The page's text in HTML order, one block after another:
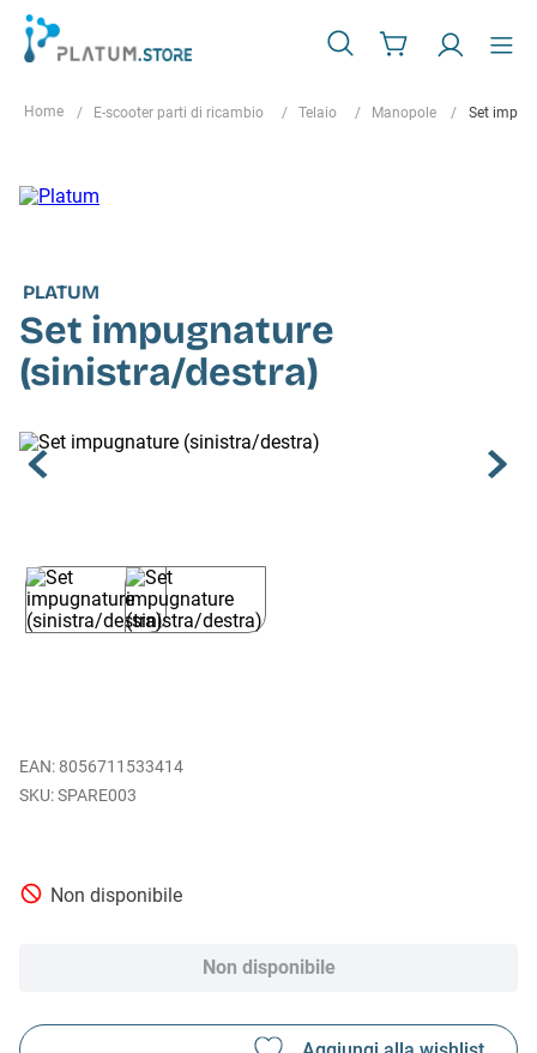
E-scooter parti di ricambio Telaio Manopole Set
PLATUM
Set impugnature
(sinistra/destra)
EAN: 8056711533414
SPARE003
Non disponibile
Non disponibile